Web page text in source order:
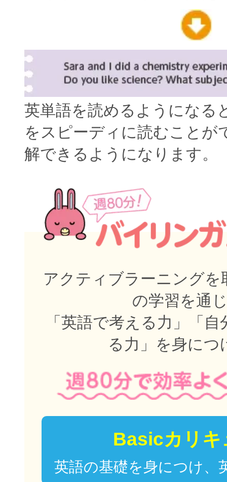
英単語を読めるようになる
をスピーディに読むことが
解できるようになります。
アクティブラーニングを
の学習を通
「英語で考える力」「
る力」を身につ
Basicカリキ
英語の基礎を身につけ、